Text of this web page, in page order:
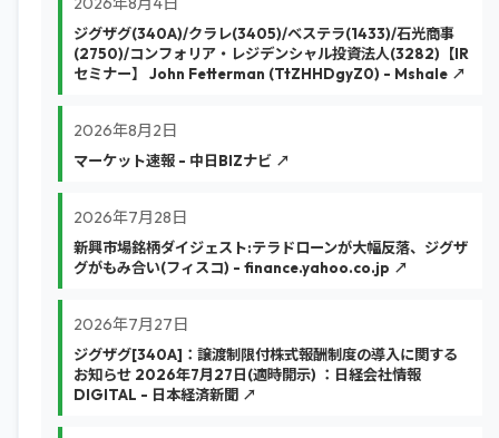
ジグザグ(340A)/クラレ(3405)/ベステラ(1433)/石光商事
(2750)/コンフォリア・レジデンシャル投資法人(3282)【IR
セミナー】 John Fetterman (TtZHHDgyZ0) - Mshale ↗
2026年8月2日
マーケット速報 - 中日BIZナビ ↗
2026年7月28日
新興市場銘柄ダイジェスト:テラドローンが大幅反落、ジグザ
グがもみ合い(フィスコ) - finance.yahoo.co.jp ↗
2026年7月27日
ジグザグ[340A]：譲渡制限付株式報酬制度の導入に関する
お知らせ 2026年7月27日(適時開示) ：日経会社情報
DIGITAL - 日本経済新聞 ↗